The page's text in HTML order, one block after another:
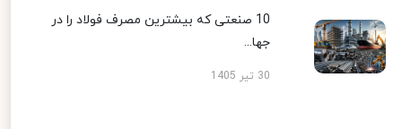
10 صنعتی که بیشترین مصرف فولاد را در
جها...
30 تیر 1405